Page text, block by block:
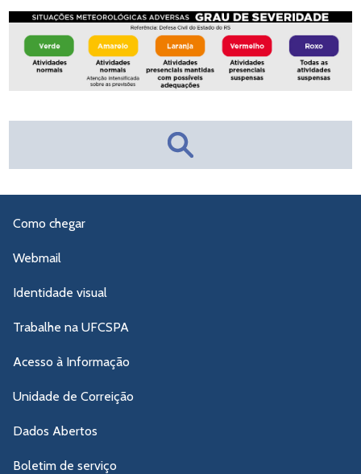
Como chegar
Webmail
Identidade visual
Trabalhe na UFCSPA
Acesso à Informação
Unidade de Correição
Dados Abertos
Boletim de serviço